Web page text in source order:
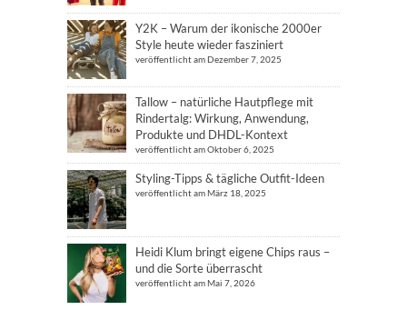
Y2K – Warum der ikonische 2000er
Style heute wieder fasziniert
veröffentlicht am Dezember 7, 2025
Tallow – natürliche Hautpflege mit
Rindertalg: Wirkung, Anwendung,
Produkte und DHDL-Kontext
veröffentlicht am Oktober 6, 2025
Styling-Tipps & tägliche Outfit-Ideen
veröffentlicht am März 18, 2025
Heidi Klum bringt eigene Chips raus –
und die Sorte überrascht
veröffentlicht am Mai 7, 2026